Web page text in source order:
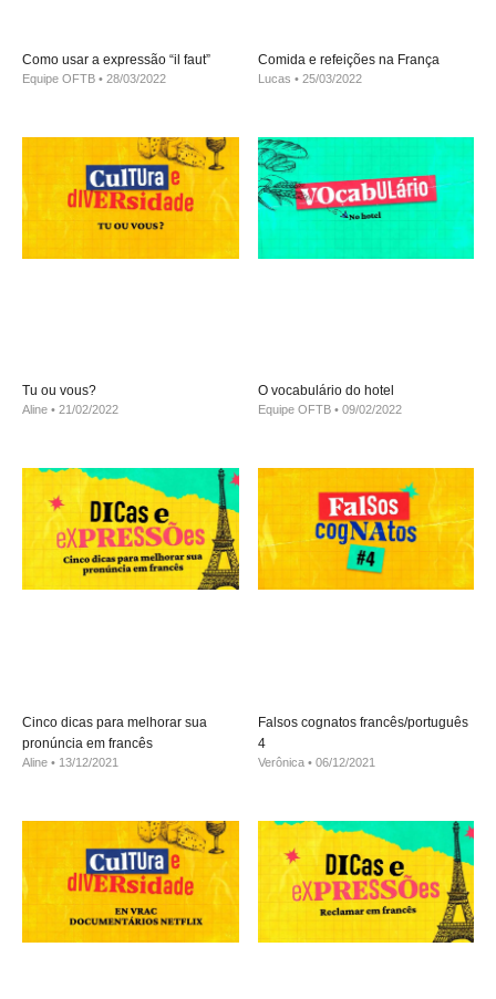
Como usar a expressão “il faut”
Equipe OFTB 28/03/2022
Comida e refeições na França
Lucas 25/03/2022
Tu ou vous?
Aline 21/02/2022
O vocabulário do hotel
Equipe OFTB 09/02/2022
Cinco dicas para melhorar sua
pronúncia em francês
Aline 13/12/2021
Falsos cognatos francês/português
4
Verônica 06/12/2021